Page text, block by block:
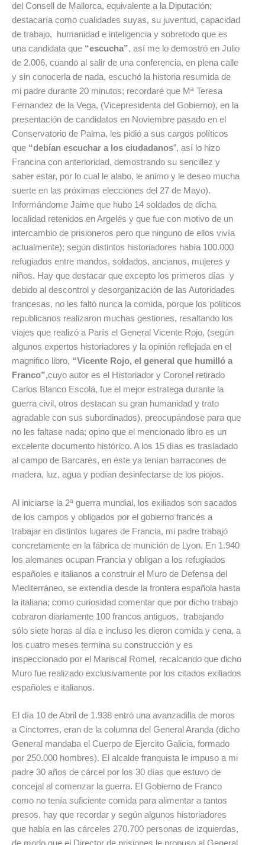
del Consell de Mallorca, equivalente a la Diputación;
destacaría como cualidades suyas, su juventud, capacidad
de trabajo, humanidad e inteligencia y sobretodo que es
una candidata que “escucha”, así me lo demostró en Julio
de 2.006, cuando al salir de una conferencia, en plena calle
y sin conocerla de nada, escuchó la historia resumida de
mi padre durante 20 minutos; recordaré que Mª Teresa
Fernandez de la Vega, (Vicepresidenta del Gobierno), en la
presentación de candidatos en Noviembre pasado en el
Conservatorio de Palma, les pidió a sus cargos políticos
que “debían escuchar a los ciudadanos”, así lo hizo
Francina con anterioridad, demostrando su sencillez y
saber estar, por lo cual le alabo, le animo y le deseo mucha
suerte en las próximas elecciones del 27 de Mayo).
Informándome Jaime que hubo 14 soldados de dicha
localidad retenidos en Argelés y que fue con motivo de un
intercambio de prisioneros pero que ninguno de ellos vivía
actualmente); según distintos historiadores había 100.000
refugiados entre mandos, soldados, ancianos, mujeres y
niños. Hay que destacar que excepto los primeros días y
debido al descontrol y desorganización de las Autoridades
francesas, no les faltó nunca la comida, porque los políticos
republicanos realizaron muchas gestiones, resaltando los
viajes que realizó a París el General Vicente Rojo, (según
algunos expertos historiadores y la opinión reflejada en el
magnifico libro, “Vicente Rojo, el general que humilló a
Franco”,cuyo autor es el Historiador y Coronel retirado
Carlos Blanco Escolá, fue el mejor estratega durante la
guerra civil, otros destacan su gran humanidad y trato
agradable con sus subordinados), preocupándose para que
no les faltase nada; opino que el mencionado libro es un
excelente documento histórico. A los 15 días es trasladado
al campo de Barcarés, en éste ya tenían barracones de
madera, luz, agua y podían desinfectarse de los piojos.
Al iniciarse la 2ª guerra mundial, los exiliados son sacados
de los campos y obligados por el gobierno francés a
trabajar en distintos lugares de Francia, mi padre trabajó
concretamente en la fábrica de munición de Lyon. En 1.940
los alemanes ocupan Francia y obligan a los refugiados
españoles e italianos a construir el Muro de Defensa del
Mediterráneo, se extendía desde la frontera española hasta
la italiana; como curiosidad comentar que por dicho trabajo
cobraron diariamente 100 francos antiguos, trabajando
sólo siete horas al día e incluso les dieron comida y cena, a
los cuatro meses termina su construcción y es
inspeccionado por el Mariscal Romel, recalcando que dicho
Muro fue realizado exclusivamente por los citados exiliados
españoles e italianos.
El día 10 de Abril de 1.938 entró una avanzadilla de moros
a Cinctorres, eran de la columna del General Aranda (dicho
General mandaba el Cuerpo de Ejercito Galicia, formado
por 250.000 hombres). El alcalde franquista le impuso a mi
padre 30 años de cárcel por los 30 días que estuvo de
concejal al comenzar la guerra. El Gobierno de Franco
como no tenía suficiente comida para alimentar a tantos
presos, hay que recordar y según algunos historiadores
que había en las cárceles 270.700 personas de izquierdas,